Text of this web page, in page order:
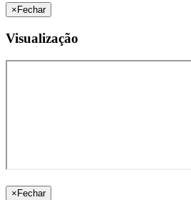
× Fechar
Visualização
×Fechar